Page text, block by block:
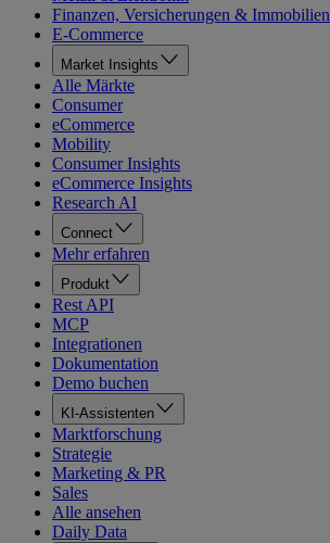
Finanzen, Versicherungen & Immobilien
E-Commerce
Market Insights
Alle Märkte
Consumer
eCommerce
Mobility
Consumer Insights
eCommerce Insights
Research AI
Connect
Mehr erfahren
Produkt
Rest API
MCP
Integrationen
Dokumentation
Demo buchen
KI-Assistenten
Marktforschung
Strategie
Marketing & PR
Sales
Alle ansehen
Daily Data